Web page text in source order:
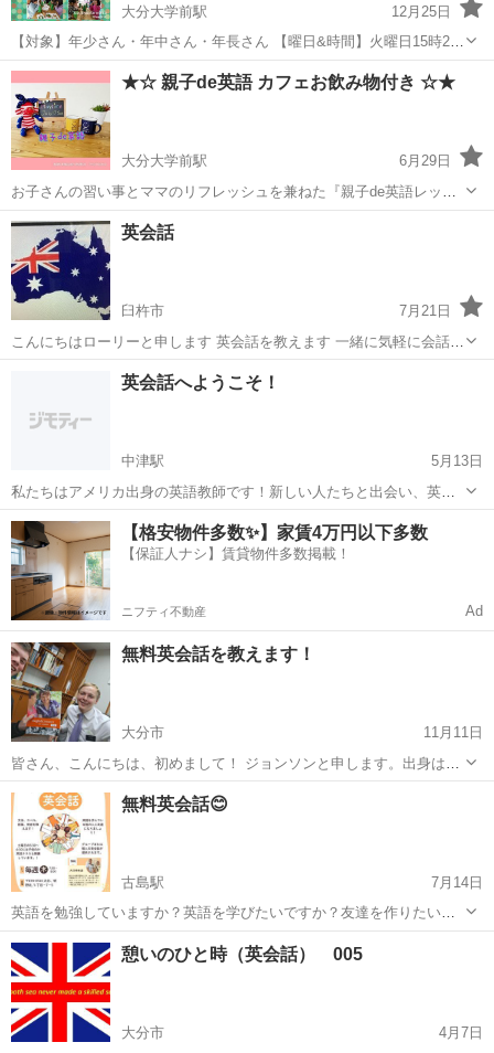
大分大学前駅
12月25日
【対象】年少さん・年中さん・年長さん 【曜日&時間】火曜日15時20
分～／木曜日15時10分～ 【月謝制】5,000円 ※別途教材費が必要 お
母さんと離れてのレッスンになります。 ★⭐歌・ダンス・クラフト・
絵...
大分 大分市 大分大学前駅 英会話 アルファベット
★☆ 親子de英語 カフェお飲み物付き ☆★
大分大学前駅
6月29日
お子さんの習い事とママのリフレッシュを兼ねた『親子de英語レッス
ン』スタート☆★ 歌・ダンス・クラフト制作などの遊びの中で、自然
に英語に触れていきます。 大好きなママとのふれあいを大切にして、
親子でニコニコ英語あそび...
大分 大分市 大分大学前駅
英会話
臼杵市
7月21日
こんにちはローリーと申します 英会話を教えます 一緒に気軽に会話を
楽しみましょう 1時間1500円でお願い致します とにかく連絡下さいお
英会話
英会話へようこそ！
中津駅
5月13日
私たちはアメリカ出身の英語教師です！新しい人たちと出会い、英語
を教えられることをとても楽しみにしています！学ぶことが大好きで
す！クラスは完全に無料です。毎週木曜日の午後7時から開講していま
す！各クラスの最後には無料のスピリチ...
大分 中津市 中津駅 英会話 英語教師
【格安物件多数✨】家賃4万円以下多数
【保証人ナシ】賃貸物件多数掲載！
ニフティ不動産 Ad
無料英会話を教えます！
大分市
11月11日
皆さん、こんにちは、初めまして！ ジョンソンと申します。出身はア
メリカのミズーリ州ですがボランティアとして、1年間以上日本に住ん
でいます。 最近福岡県久留米市から大分市に引っ越しました。大分は
すごく楽しい場所です！ ボランテ...
大分 大分市 英会話 ネイティブスピーカー
無料英会話😊
古島駅
7月14日
英語を勉強していますか？英語を学びたいですか？友達を作りたいで
す？ ぜひ英会話に行ってみてください！私達はニュージーランドとア
メリカから来ました。木曜日に他の英会話の教える人もいます！いろ
んな場所から来て貴方と話したいです！...
大分 大分市 英会話 ニュージーランド
憩いのひと時（英会話） 005
大分市 4月7日